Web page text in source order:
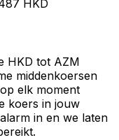
HKD
HKD tot AZM
middenkoersen
elk moment
koers in jouw
in en we laten